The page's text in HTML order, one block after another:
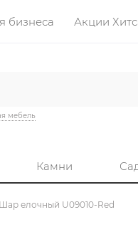
бизнеса Акции
мебель
Камни
елочный U09010-Red